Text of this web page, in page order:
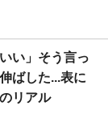
い」そう言っ
ばした...表に
リアル